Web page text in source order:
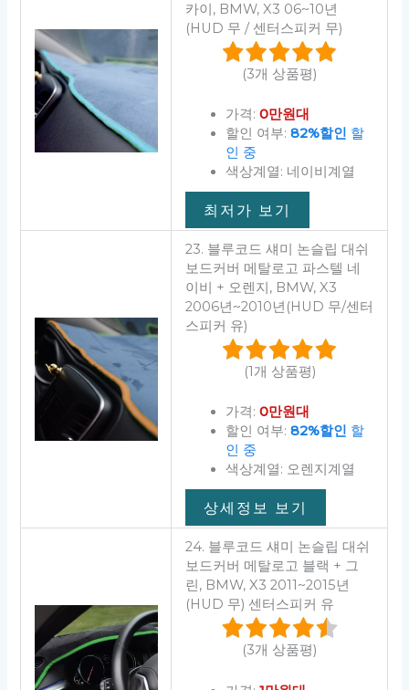
카이, BMW, X3 06~10년
(HUD 무 / 센터스피커 무)
(3개 상품평)
가격: 0만원대
할인 여부: 82%할인 할
인 중
색상계열: 네이비계열
최저가 보기
23. 블루코드 섀미 논슬립 대쉬
보드커버 메탈로고 파스텔 네
이비 + 오렌지, BMW, X3
2006년~2010년(HUD 무/센터
스피커 유)
(1개 상품평)
가격: 0만원대
할인 여부: 82%할인 할
인 중
색상계열: 오렌지계열
상세정보 보기
24. 블루코드 섀미 논슬립 대쉬
보드커버 메탈로고 블랙 + 그
린, BMW, X3 2011~2015년
(HUD 무) 센터스피커 유
(3개 상품평)